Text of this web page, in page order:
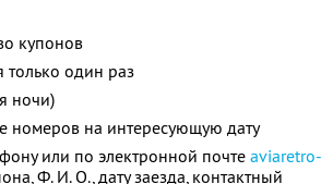
купонов
один раз
ночи)
номеров на интересующую дату
или по электронной почте aviaretro-
Ф. И. О., дату заезда, контактный